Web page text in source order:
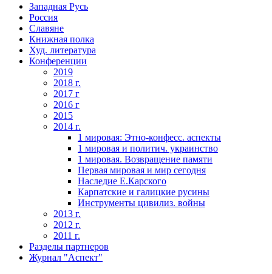
Западная Русь
Россия
Славяне
Книжная полка
Худ. литература
Конференции
2019
2018 г.
2017 г
2016 г
2015
2014 г.
1 мировая: Этно-конфесс. аспекты
1 мировая и политич. украинство
1 мировая. Возвращение памяти
Первая мировая и мир сегодня
Наследие Е.Карского
Карпатские и галицкие русины
Инструменты цивилиз. войны
2013 г.
2012 г.
2011 г.
Разделы партнеров
Журнал "Аспект"